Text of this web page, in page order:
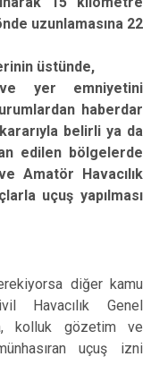
uzunlamasına 22
üstünde,
ve yer emniyetini
haberdar
belirli ya da
edilen bölgelerde
Amatör Havacılık
uçuş yapılması
diğer kamu
Havacılık Genel
kolluk gözetim ve
uçuş izni